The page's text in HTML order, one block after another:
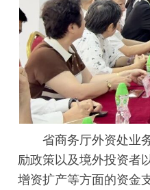
省商务厅外资处业务
励政策以及境外投资者
增资扩产等方面的资金